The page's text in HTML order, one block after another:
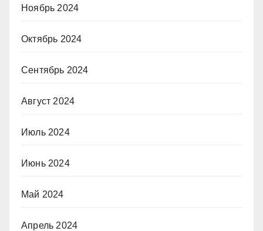
Ноябрь 2024
Октябрь 2024
Сентябрь 2024
Август 2024
Июль 2024
Июнь 2024
Май 2024
Апрель 2024